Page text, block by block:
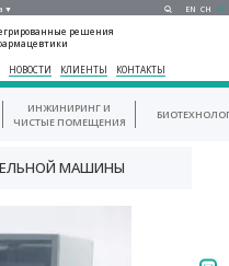
▼ EN CH RU
решения
НОВОСТИ КЛИЕНТЫ КОНТАКТЫ
ИНЖИНИРИНГ И
ЧИСТЫЕ ПОМЕЩЕНИЯ
МАШИНЫ